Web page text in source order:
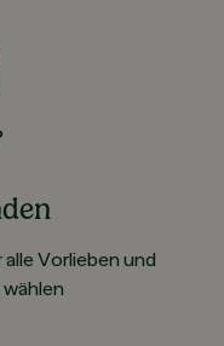
Vorlieben und